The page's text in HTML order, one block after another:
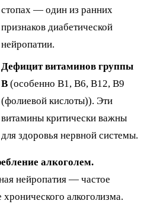
стопах — один из ранних
признаков диабетической
нейропатии.
Дефицит витаминов группы
B (особенно B1, B6, B12, B9
(фолиевой кислоты)). Эти
витамины критически важны
для здоровья нервной системы.
алкоголем.
нейропатия — частое
хронического алкоголизма.